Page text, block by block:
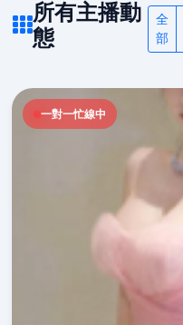
所有主播動
態
全
部
一對一忙線中